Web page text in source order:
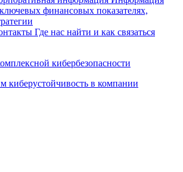
финансовых показателях,
Где нас найти и как связаться
кибербезопасности
киберустойчивость в компании